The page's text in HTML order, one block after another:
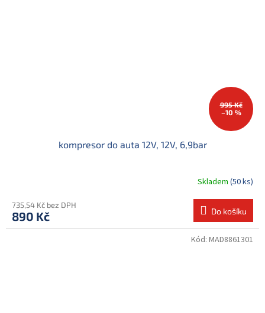
995 Kč
–10 %
kompresor do auta 12V, 12V, 6,9bar
Skladem (50 ks)
735,54 Kč bez DPH
890 Kč Do košíku
Kód: MAD8861301